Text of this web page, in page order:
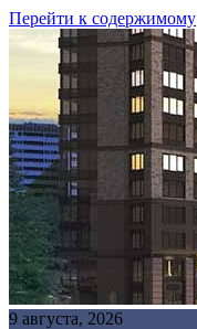
Перейти к содержимому
9 августа, 2026